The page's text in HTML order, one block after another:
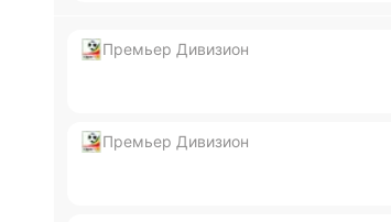
Премьер Дивизион
Премьер Дивизион